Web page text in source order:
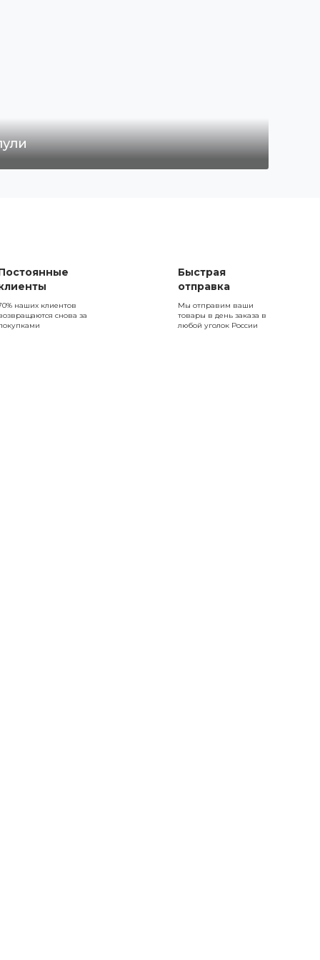
наших клиентов
снова за
Быстрая
отправка
Мы отправим ваши
товары в день заказа в
любой уголок России